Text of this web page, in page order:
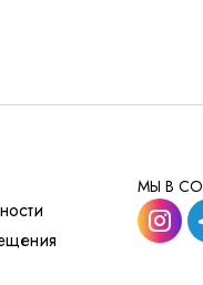
геометрию
для дизайнерских
МЫ В